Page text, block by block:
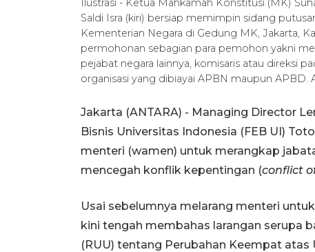
Ilustrasi - Ketua Mahkamah Konstitusi (MK)
Saldi Isra (kiri) bersiap memimpin sidang
Kementerian Negara di Gedung MK, Jakarta,
permohonan sebagian para pemohon yakni
pejabat negara lainnya, komisaris atau direksi
organisasi yang dibiayai APBN maupun APBD.
Jakarta (ANTARA) - Managing Director
Bisnis Universitas Indonesia (FEB UI)
menteri (wamen) untuk merangkap
mencegah konflik kepentingan (conflict
Usai sebelumnya melarang menteri
kini tengah membahas larangan serupa
(RUU) tentang Perubahan Keempat